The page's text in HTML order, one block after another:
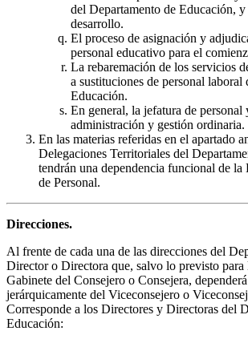
del Departamento de Educación, y
desarrollo.
El proceso de asignación y
personal educativo para el
La rebaremación de los servicios
a sustituciones de personal laboral
Educación.
En general, la jefatura de personal
administración y gestión ordinaria.
En las materias referidas en el apartado
Delegaciones Territoriales del
tendrán una dependencia funcional de
de Personal.
Direcciones.
Al frente de cada una de las direcciones del
Director o Directora que, salvo lo previsto
Gabinete del Consejero o Consejera,
jerárquicamente del Viceconsejero o
Corresponde a los Directores y Directoras del
Educación: